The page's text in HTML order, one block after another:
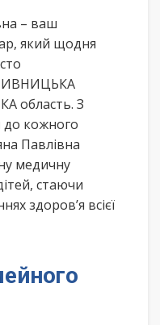
– ваш
який щодня
область. З
до кожного
Павлівна
медичну
стаючи
здоров’я всієї